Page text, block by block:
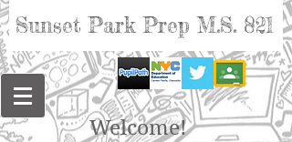
Sunset Park Prep M.S. 821
Welcome!